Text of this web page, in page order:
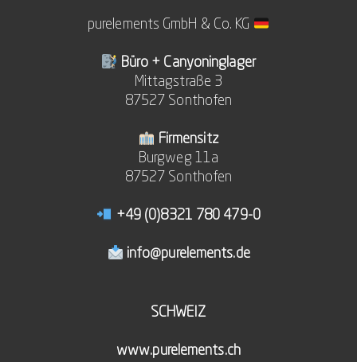
purelements GmbH & Co. KG
Büro + Canyoninglager
Mittagstraße 3
87527 Sonthofen
Firmensitz
Burgweg 11a
87527 Sonthofen
+49 (0)8321 780 479-0
info@purelements.de
SCHWEIZ
www.purelements.ch